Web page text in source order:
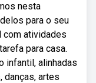
nesta
para o seu
com atividades
para casa.
infantil, alinhadas
danças, artes